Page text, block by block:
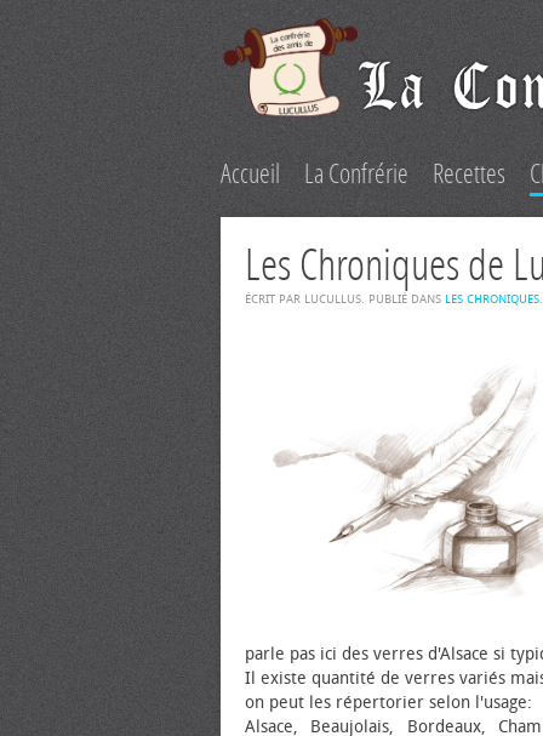
Accueil La Confrérie Recettes
Les Chroniques de
ÉCRIT PAR LUCULLUS. PUBLIÉ DANS LES CHRONIQUES.
parle pas ici des verres d'Alsace si
Il existe quantité de verres variés
on peut les répertorier selon l'usage:
Alsace, Beaujolais, Bordeaux,